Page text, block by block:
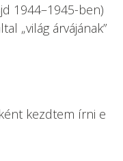
1944–1945-ben)
„világ árvájának”
kezdtem írni e